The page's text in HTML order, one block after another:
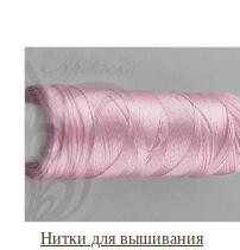
Нитки для вышивания